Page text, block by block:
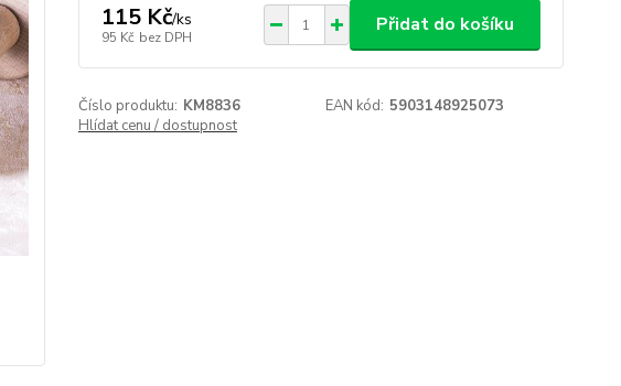
115 Kč/ks
95 Kč bez DPH
Přidat do košíku
Číslo produktu: KM8836 EAN kód: 5903148925073
Hlídat cenu / dostupnost